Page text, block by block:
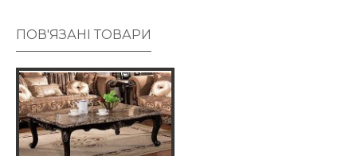
ПОВ'ЯЗАНІ ТОВАРИ